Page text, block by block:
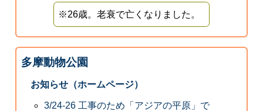
※26歳。老衰で亡くなりました。
多摩動物公園
お知らせ（ホームページ）
3/24-26 工事のため「アジアの平原」で